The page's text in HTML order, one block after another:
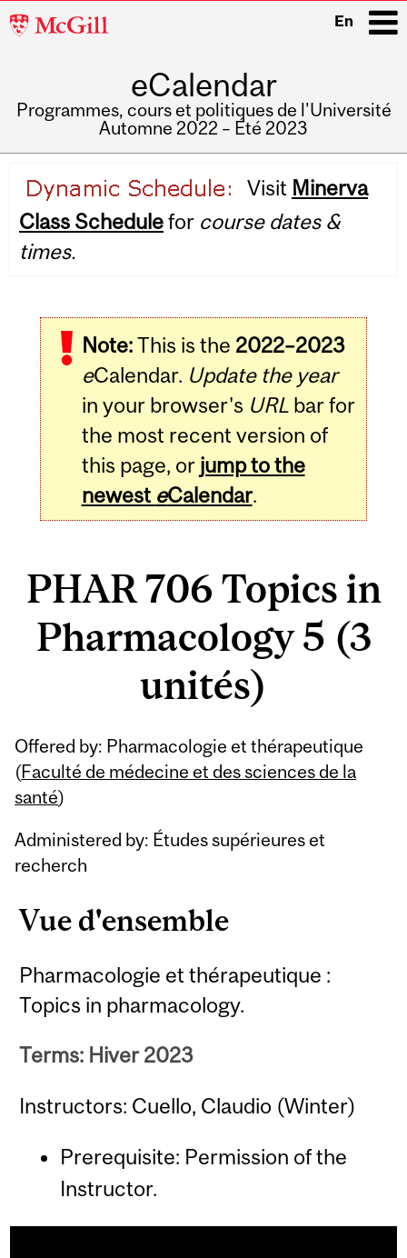
McGill
En
eCalendar
Programmes, cours et politiques de l'Université
Automne 2022 – Été 2023
navigation
Visit Minerva
Class Schedulefor course dates &
times.
Note:This is the 2022–2023
eCalendar. Update the year
in your browser's URLbar for
the most recent version of
this page, or jump to the
newest eCalendar.
PHAR 706 Topics in
Pharmacology 5 (3
unités)
Offered by: Pharmacologie et thérapeutique
(Faculté de médecine et des sciences de la
santé)
Administered by: Études supérieures et
recherch
Vue d'ensemble
Pharmacologie et thérapeutique :
Topics in pharmacology.
Terms: Hiver 2023
Instructors: Cuello, Claudio (Winter)
Prerequisite: Permission of the
Instructor.
Related
Content